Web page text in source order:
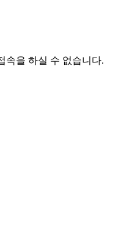
속을 하실 수 없습니다.